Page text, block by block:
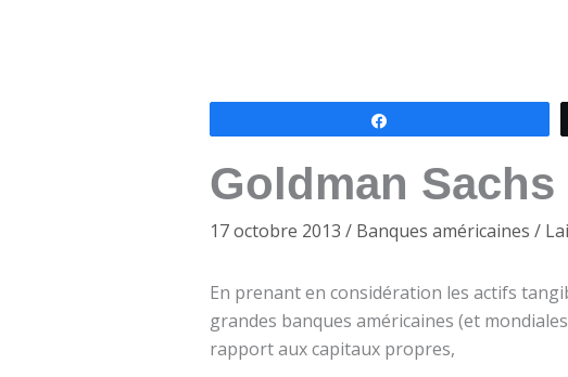
Goldman Sachs
17 octobre 2013 / Banques américaines /
En prenant en considération les actifs
grandes banques américaines (et
rapport aux capitaux propres,